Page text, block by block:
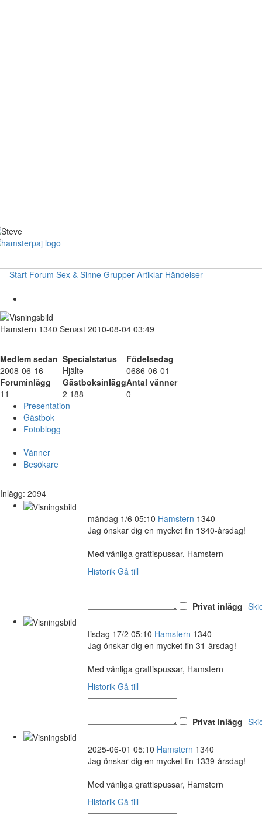
Start Forum Sex & Sinne Grupper Artiklar Händelser
Hamstern 1340 Senast 2010-08-04 03:49
Medlem sedan Specialstatus
Födelsedag
2008-06-16
Hjälte
0686-06-01
Foruminlägg
GästboksinläggAntal vänner
11
2 188
0
Presentation
Gästbok
Fotoblogg
Vänner
Besökare
Inlägg: 2094
måndag 1/6 05:10 Hamstern 1340
Jag önskar dig en mycket fin 1340-årsdag!
Med vänliga grattispussar, Hamstern
Historik Gå till
Privat inlägg
tisdag 17/2 05:10 Hamstern 1340
Jag önskar dig en mycket fin 31-årsdag!
Med vänliga grattispussar, Hamstern
Historik Gå till
Privat inlägg
2025-06-01 05:10 Hamstern 1340
Jag önskar dig en mycket fin 1339-årsdag!
Med vänliga grattispussar, Hamstern
Historik Gå till